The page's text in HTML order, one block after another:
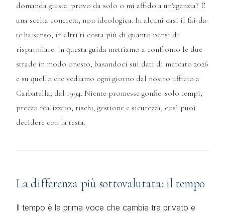
domanda giusta: provo da solo o mi affido a un'agenzia? È
una scelta concreta, non ideologica. In alcuni casi il fai-da-
te ha senso; in altri ti costa più di quanto pensi di
risparmiare. In questa guida mettiamo a confronto le due
strade in modo onesto, basandoci sui dati di mercato 2026
e su quello che vediamo ogni giorno dal nostro ufficio a
Garbatella, dal 1994. Niente promesse gonfie: solo tempi,
prezzo realizzato, rischi, gestione e sicurezza, così puoi
decidere con la testa.
La differenza più sottovalutata: il tempo
Il tempo è la prima voce che cambia tra privato e